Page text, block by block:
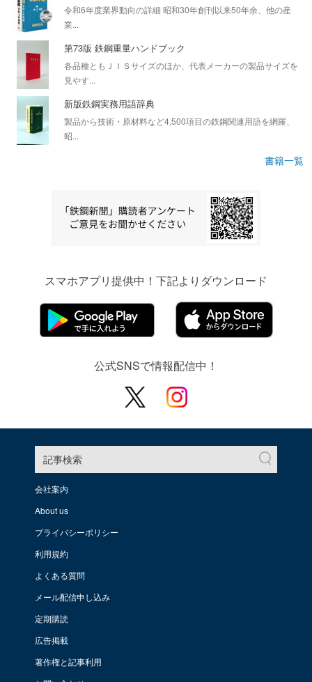
令和6年度業界動向の詳細 昭和30年創刊以来50年余、他の産
業...
第73版 鉄鋼重量ハンドブック
各品種ともＪＩＳサイズのほか、代表メーカーの製品サイズを
見やす...
新版鉄鋼実務用語辞典
製品から技術・原材料など4,500項目の鉄鋼関連用語を網羅、
昭...
書籍一覧
スマホアプリ提供中！下記よりダウンロード
公式SNSで情報配信中！
記事検索
会社案内
About us
プライバシーポリシー
利用規約
よくある質問
メール配信申し込み
定期購読
広告掲載
著作権と記事利用